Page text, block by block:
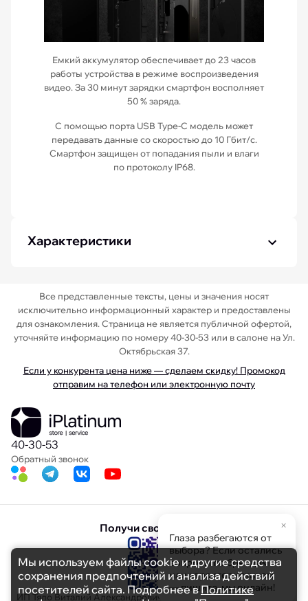
Емкий аккумулятор обеспечивает до 23 часов
работы устройства в режиме воспроизведения
видео. За 30 минут зарядки смартфон восполняет
50 % заряда.
С помощью порта USB Type-C модель может
передавать данные со скоростью до 10 Гбит/с.
Смартфон защищен от попадания пыли и влаги
по протоколу IP68.
Характеристики
Все представленные тексты, цены и значения носят
исключительно информационный характер и предоставлены
для ознакомления. Страница не является публичной офертой,
уточняйте информацию по номеру 40-30-53 или в салоне на Ул.
Октябрьская 37.
Если у конкурента цена ниже — сделаем скидку! Промокод
отправим на телефон или электронную почту
40-30-53
Обратный звонок
Получи свою скидку
ИП Тяло Виталий Александрович ИНН 391103608694 ОГРНИП
Мы используем файлы cookie и другие средства
сохранения предпочтений и анализа действий
посетителей сайта. Подробнее вПолитике
×
Глаза разбегаются от
выбора? Если остались
вопросы по брендам
или характеристикам
— пишите, мы онлайн!